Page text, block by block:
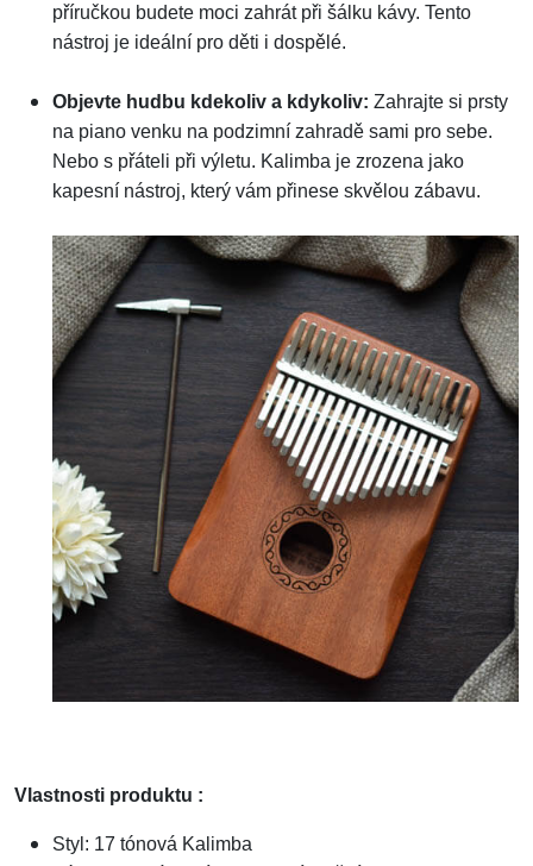
příručkou budete moci zahrát při šálku kávy. Tento
nástroj je ideální pro děti i dospělé.
Objevte hudbu kdekoliv a kdykoliv: Zahrajte si prsty
na piano venku na podzimní zahradě sami pro sebe.
Nebo s přáteli při výletu. Kalimba je zrozena jako
kapesní nástroj, který vám přinese skvělou zábavu.
Vlastnosti produktu :
Styl: 17 tónová Kalimba